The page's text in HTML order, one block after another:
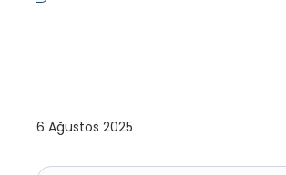
6 Ağustos 2025